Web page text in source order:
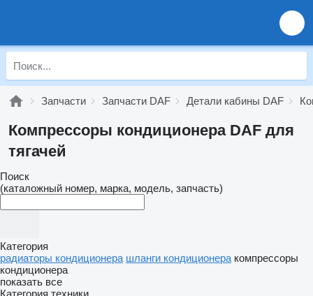
Запчасти Запчасти DAF Детали кабины DAF
Компрессоры кондиционера DAF для
тягачей
Поиск
(каталожный номер, марка, модель, запчасть)
Категория
радиаторы кондиционера шланги кондиционера компрессоры
кондиционера
показать все
Категория техники